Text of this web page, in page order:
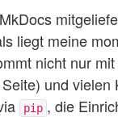
liegt meine
nicht nur
und
pip , die